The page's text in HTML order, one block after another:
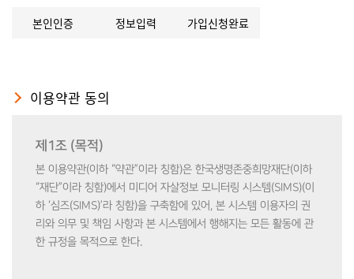
본인인증 정보입력 가입신청완료
이용약관 동의
제1조 (목적)
본 이용약관(이하 “약관”이라 칭함)은 한국생명존중희망재단(이하
“재단”이라 칭함)에서 미디어 자살정보 모니터링 시스템(SIMS)(이
하 ‘심즈(SIMS)’라 칭함)을 구축함에 있어, 본 시스템 이용자의 권
리와 의무 및 책임 사항과 본 시스템에서 행해지는 모든 활동에 관
한 규정을 목적으로 한다.